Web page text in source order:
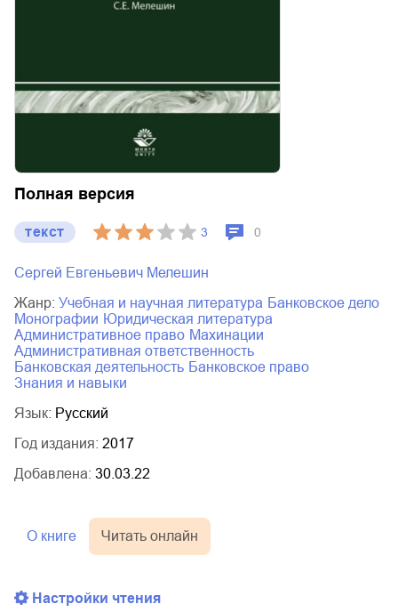
Полная версия
текст 3 0
Сергей Евгеньевич Мелешин
Жанр:
учебная и научная литература
банковское дело
монографии
юридическая литература
административное право
махинации
административная ответственность
банковская деятельность
банковское право
знания и навыки
Язык: Русский
Год издания: 2017
Добавлена: 30.03.22
О книге Читать онлайн
Настройки чтения